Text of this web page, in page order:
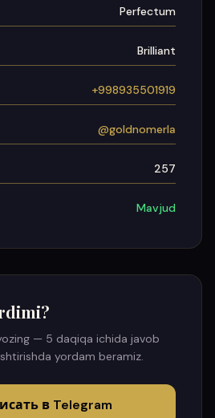
Perfectum
Brilliant
+998935501919
@goldnomerla
257
Mavjud
— 5 daqiqa ichida javob
yordam beramiz.
в Telegram